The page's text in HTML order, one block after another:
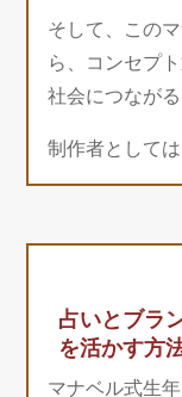
そして、この
ら、コンセプ
社会につながる
制作者として
占いとブラ
を活かす方
マナベル式生